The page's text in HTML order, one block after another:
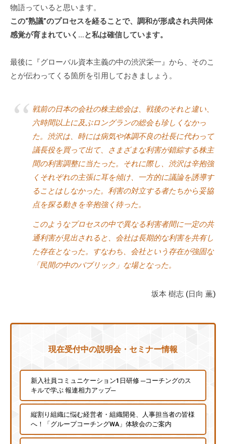
物語っていると思います。
この“熟議”のプロセスを経ることで、調和が形成され共同体
感覚が育まれていく…と私は確信しています。
最後に『グローバル資本主義の中の渋沢栄一』から、そのこ
とが伝わってくる箇所を引用しておきましょう。
戦前の日本の会社の株主総会は、戦後のそれと違い、
六時間以上に及ぶロングランの総会も珍しくなかっ
た。渋沢は、時には病気や体調不良の社長に代わって
議長役を買って出て、さまざまな利害が錯綜する株主
間の利害調整に当たった。それに際し、渋沢は辛抱強
くそれぞれの主張に耳を傾け、一方的に議論を誘導す
ることはしなかった。利害の対立する者たちから妥協
点を探る動きを辛抱強く待った。
このようなプロセスの中で異なる利害者間に一定の共
通利害が見出されると、会社は長期的な利害を共有し
た存在となった。すなわち、会社という存在が強固な
「民間の中のパブリック」な場となった。
坂本 樹志 (日向 薫)
現在受付中の説明会・セミナー情報
新入社員コミュニケーション1日研修 ─コーチングのス
キルで学ぶ 報連相力アップ─
縦割り組織に悩む経営者・組織開発、人事担当者の皆様
へ！「グループコーチングWA」体験会のご案内